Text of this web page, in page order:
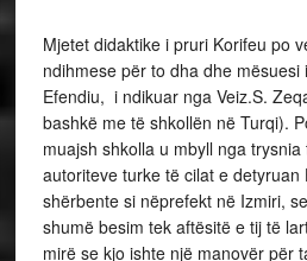
Mjetet didaktike i pruri Korifeu po
ndihmese për to dha dhe mësuesi
Efendiu, i ndikuar nga Veiz.S.
bashkë me të shkollën në Turqi).
muajsh shkolla u mbyll nga
autoriteve turke të cilat e
shërbente si nëprefekt në Izmiri,
shumë besim tek aftësitë e tij të
mirë se kjo ishte një manovër për